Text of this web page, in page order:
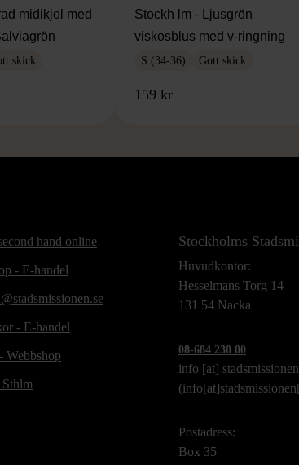
midikjol med
skick
Stockh lm - Ljusgrön
viskosblus med v-ringning
S (34-36) Gott skick
159 kr
hand online
- E-handel
- E-handel
Webbshop
Sthlm
Stockholms
Huvudkontor:
Hesselmans Torg 14
131 54 Nacka
08-684 230 00
info [at]
Postadress:
Box 35